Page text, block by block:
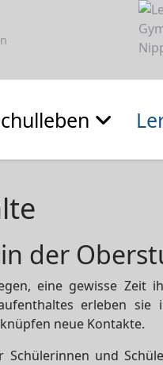
der
eine gewisse Zeit
erleben sie
neue Kontakte.
und